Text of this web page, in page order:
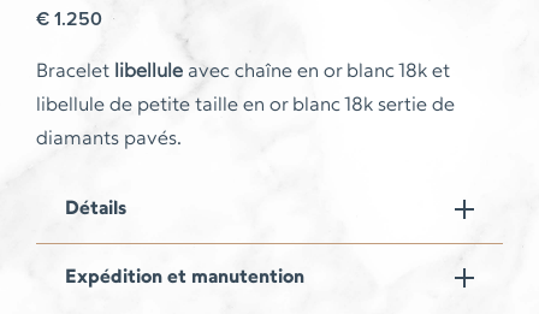
€1.250
Bracelet libellule avec chaîne en or blanc 18k et
libellule de petite taille en or blanc 18k sertie de
diamants pavés.
Détails
Expédition et manutention